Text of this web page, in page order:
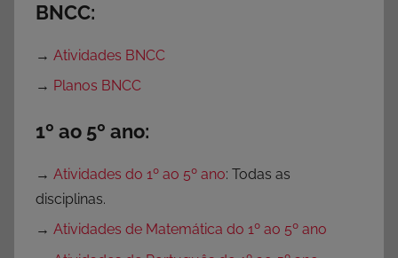
BNCC:
→ Atividades BNCC
→ Planos BNCC
1º ao 5º ano:
→ Atividades do 1º ao 5º ano: Todas as
disciplinas.
→ Atividades de Matemática do 1º ao 5º ano